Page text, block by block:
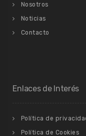
Nosotros
Noticias
Contacto
Enlaces de Interés
Política de
Política de Cookies